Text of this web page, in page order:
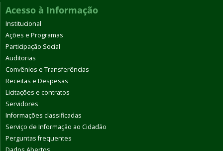
Acesso à Informação
Institucional
Ações e Programas
Participação Social
Auditorias
Convênios e Transferências
Receitas e Despesas
Licitações e contratos
Servidores
Informações classificadas
Serviço de Informação ao Cidadão
Perguntas frequentes